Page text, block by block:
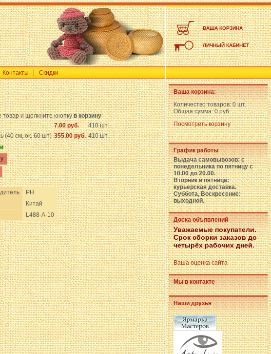
ВАША КОРЗИНА
ЛИЧНЫЙ КАБИНЕТ
Контакты Скидки
товар и щелкните кнопкув корзину
7.00 руб.
410 шт.
(40 см, ок. 60 шт) 355.00 руб. 410 шт.
PH
Китай
L488-A-10
Ваша корзина:
Количество товаров:0 шт.
Общая сумма:0 руб.
Посмотреть корзину
График работы
Выдача самовывозов: с
понедельника по пятницу с
10.00 до 20.00.
Вторник и пятница:
курьерская доставка.
Суббота, Воскресение:
выходной.
Доска объявлений
Уважаемые покупатели.
Срок сборки заказов до
четырёх рабочих дней.
Ваша оценка сайта
Мы в контакте
Наши друзья